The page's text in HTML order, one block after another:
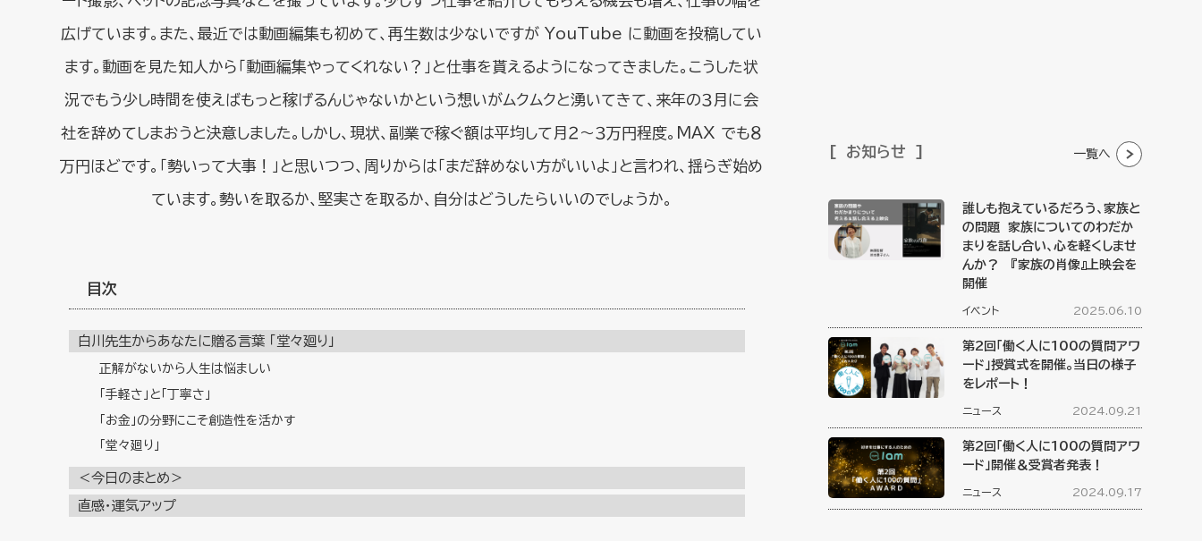
広げています。また、最近では動画編集も初めて、再生数は少ないですが YouTube に動画を投稿してい
ます。動画を見た知人から「動画編集やってくれない？」と仕事を貰えるようになってきました。こうした状
況でもう少し時間を使えばもっと稼げるんじゃないかという想いがムクムクと湧いてきて、来年の３月に会
社を辞めてしまおうと決意しました。しかし、現状、副業で稼ぐ額は平均して月２～３万円程度。MAX でも８
万円ほどです。「勢いって大事！」と思いつつ、周りからは「まだ辞めない方がいいよ」と言われ、揺らぎ始め
ています。勢いを取るか、堅実さを取るか、自分はどうしたらいいのでしょうか。
目次
白川先生からあなたに贈る言葉 「堂々廻り」
正解がないから人生は悩ましい
「手軽さ」と「丁寧さ」
「お金」の分野にこそ創造性を活かす
「堂々廻り」
＜今日のまとめ＞
直感・運気アップ
お知らせ 一覧へ
誰しも抱えているだろう、家族と
の問題 家族についてのわだか
まりを話し合い、心を軽くしませ
んか？ 『家族の肖像』上映会を
開催
イベント 2025.06.10
第2回「働く人に100の質問アワ
ード」授賞式を開催。当日の様子
をレポート！
ニュース 2024.09.21
第2回「働く人に100の質問アワ
ード」開催＆受賞者発表！
ニュース 2024.09.17